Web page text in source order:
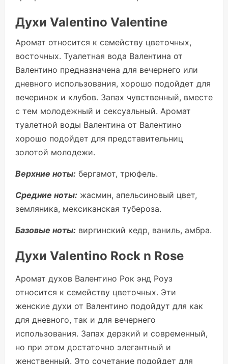
Духи Valentino Valentine
Аромат относится к семейству цветочных,
восточных. Туалетная вода Валентина от
Валентино предназначена для вечернего или
дневного использования, хорошо подойдет для
вечеринок и клубов. Запах чувственный, вместе
с тем молодежный и сексуальный. Аромат
туалетной воды Валентина от Валентино
хорошо подойдет для представительниц
золотой молодежи.
Верхние ноты: бергамот, трюфель.
Средние ноты: жасмин, апельсиновый цвет,
земляника, мексиканская тубероза.
Базовые ноты: виргинский кедр, ваниль, амбра.
Духи Valentino Rock n Rose
Аромат духов Валентино Рок энд Роуз
относится к семейству цветочных. Эти
женские духи от Валентино подойдут для как
для дневного, так и для вечернего
использования. Запах дерзкий и современный,
но при этом достаточно элегантный и
женственный. Это сочетание подойдет для